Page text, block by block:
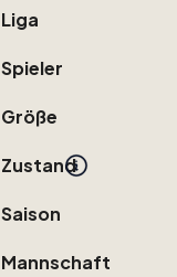
Liga
Spieler
Größe
Zustand
Saison
Mannschaft